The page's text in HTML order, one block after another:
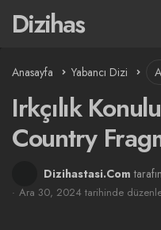
Dizihas
Anasayfa Yabancı Dizi
Irkçılık
Country
Dizihastasi.Com
Ara 30, 2024 tarihinde